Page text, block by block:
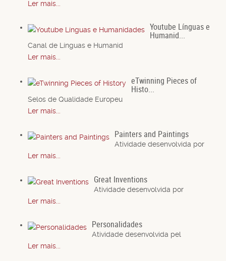
Ler mais...
Youtube Línguas e
Humanid...
Canal de Línguas e Humanid
Ler mais...
eTwinning Pieces of
Histo...
Selos de Qualidade Europeu
Ler mais...
Painters and Paintings
Atividade desenvolvida por
Ler mais...
Great Inventions
Atividade desenvolvida por
Ler mais...
Personalidades
Atividade desenvolvida pel
Ler mais...